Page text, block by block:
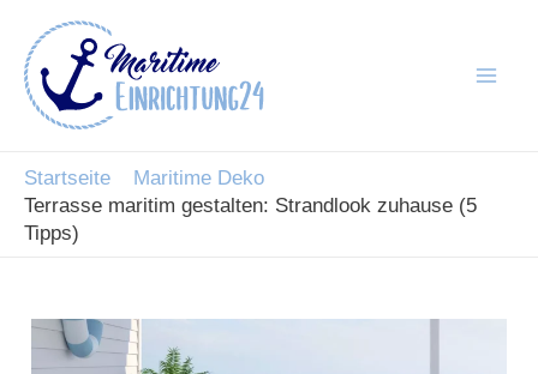
Inhalt
springen
Startseite
Maritime Deko
Terrasse maritim gestalten: Strandlook zuhause (5
Tipps)